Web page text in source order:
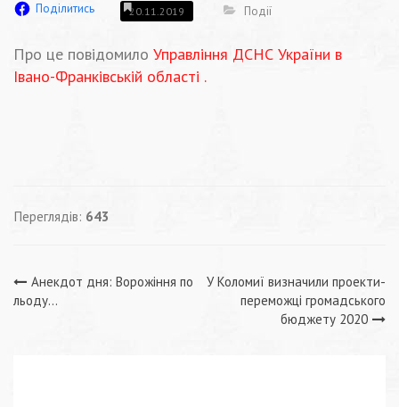
Поділитись 20.11.2019 Події
Про це повідомило Управління ДСНС України в
Івано-Франківській області .
Переглядів: 643
Навігація
Анекдот дня: Ворожіння по
льоду…
У Коломиї визначили проекти-
переможці громадського
бюджету 2020